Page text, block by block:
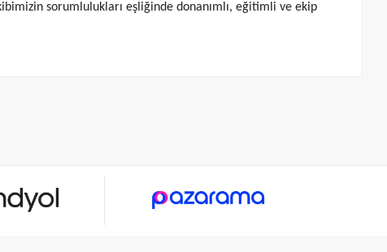
sorumlulukları eşliğinde donanımlı, eğitimli ve ekip